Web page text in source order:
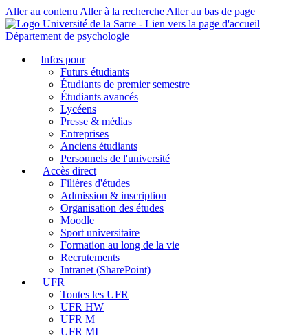
Aller au contenu Aller à la recherche Aller au bas de page
Département de psychologie
Infos pour
Futurs étudiants
Étudiants de premier semestre
Étudiants avancés
Lycéens
Presse & médias
Entreprises
Anciens étudiants
Personnels de l'université
Accès direct
Filières d'études
Admission & inscription
Organisation des études
Moodle
Sport universitaire
Formation au long de la vie
Recrutements
Intranet (SharePoint)
UFR
Toutes les UFR
UFR HW
UFR M
UFR MI